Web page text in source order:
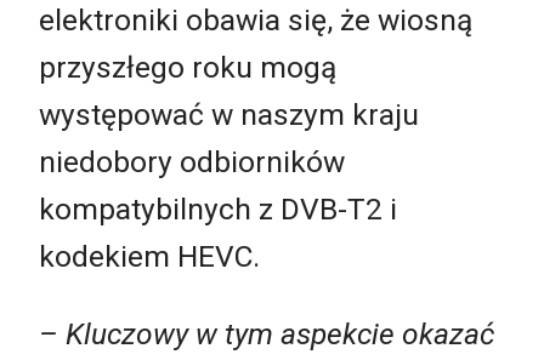
elektroniki obawia się, że wiosną
przyszłego roku mogą
występować w naszym kraju
niedobory odbiorników
kompatybilnych z DVB-T2 i
kodekiem HEVC.
– Kluczowy w tym aspekcie okazać